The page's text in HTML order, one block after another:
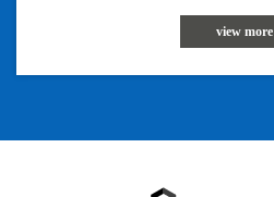
view more